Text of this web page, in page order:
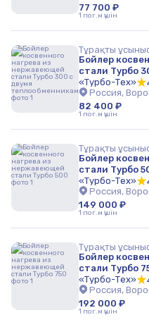
77 700 ₽
1 пог.м үшін
Тұрақты
Бойлер
стали Турбо
«Турбо-Тех»
Россия,
82 400 ₽
1 пог.м үшін
Тұрақты
Бойлер
стали Турбо
«Турбо-Тех»
Россия,
149 000 ₽
1 пог.м үшін
Тұрақты
Бойлер
стали Турбо
«Турбо-Тех»
Россия,
192 000 ₽
1 пог.м үшін